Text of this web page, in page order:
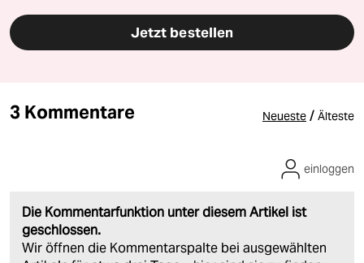
Jetzt bestellen
3 Kommentare Neueste / Älteste
Die Kommentarfunktion unter diesem Artikel ist
geschlossen.
Wir öffnen die Kommentarspalte bei ausgewählten
einloggen